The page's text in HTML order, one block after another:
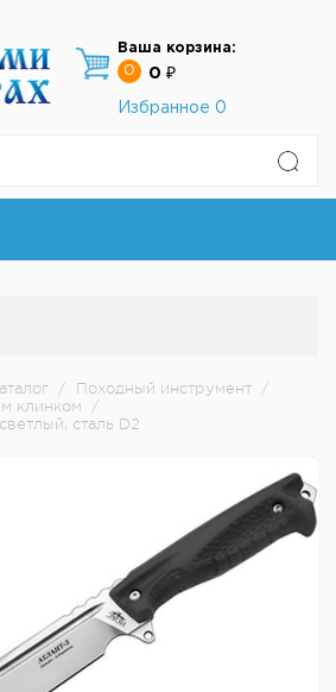
Ваша корзина:
0
0 ₽
Избранное 0
/ Походный инструмент /
клинком
/
сталь D2